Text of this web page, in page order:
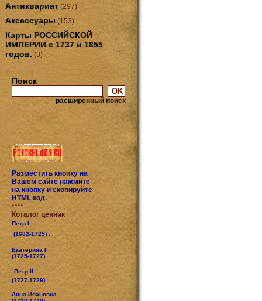
Антиквариат (297)
Аксессуары (153)
Карты РОССИЙСКОЙ
ИМПЕРИИ с 1737 и 1855
годов. (3)
Поиск
расширенный поиск
Разместить кнопку на
Вашем сайте нажмите
на кнопку и скопируйте
HTML код.
****
Коталог ценник
Петр I
(1682-1725) .
Екатерина I
(1725-1727)
Петр II
(1727-1729)
Анна Иоановна